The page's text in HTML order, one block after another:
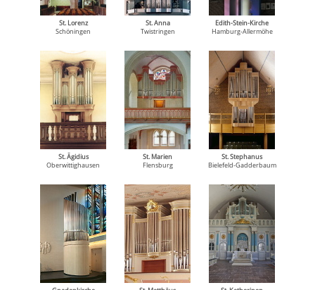
St. Lorenz
Schöningen
St. Anna
Twistringen
Edith-Stein-Kirche
Hamburg-Allermöhe
St. Ägidius
Oberwittighausen
St. Marien
Flensburg
St. Stephanus
Bielefeld-Gadderbaum